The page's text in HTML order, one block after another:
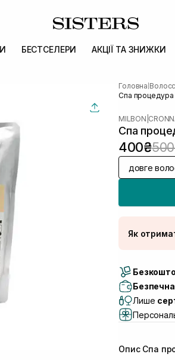
БЕСТСЕЛЕРИ АКЦІЇ ТА ЗНИЖКИ
Головна
Спа процедура
MILBON
Спа
400₴
довге
Як
(Duck’s
Безпечна
Лише
Опис Спа